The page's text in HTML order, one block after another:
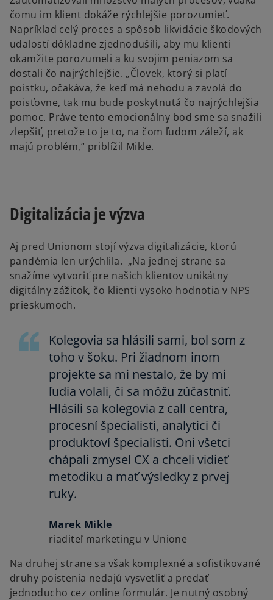
čomu im klient dokáže rýchlejšie porozumieť.
Napríklad celý proces a spôsob likvidácie škodových
udalostí dôkladne zjednodušili, aby mu klienti
okamžite porozumeli a ku svojim peniazom sa
dostali čo najrýchlejšie. „Človek, ktorý si platí
poistku, očakáva, že keď má nehodu a zavolá do
poisťovne, tak mu bude poskytnutá čo najrýchlejšia
pomoc. Práve tento emocionálny bod sme sa snažili
zlepšiť, pretože to je to, na čom ľudom záleží, ak
majú problém,“ priblížil Mikle.
Digitalizácia je výzva
Aj pred Unionom stojí výzva digitalizácie, ktorú
pandémia len urýchlila. „Na jednej strane sa
snažíme vytvoriť pre našich klientov unikátny
digitálny zážitok, čo klienti vysoko hodnotia v NPS
prieskumoch.
Kolegovia sa hlásili sami, bol som z
toho v šoku. Pri žiadnom inom
projekte sa mi nestalo, že by mi
ľudia volali, či sa môžu zúčastniť.
Hlásili sa kolegovia z call centra,
procesní špecialisti, analytici či
produktoví špecialisti. Oni všetci
chápali zmysel CX a chceli vidieť
metodiku a mať výsledky z prvej
ruky.
Marek Mikle
riaditeľ marketingu v Unione
Na druhej strane sa však komplexné a sofistikované
druhy poistenia nedajú vysvetliť a predať
jednoducho cez online formulár. Je nutný osobný